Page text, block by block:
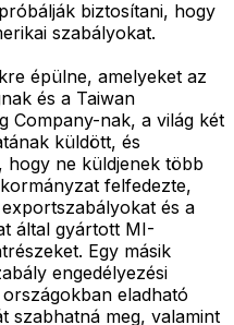
biztosítani, hogy
szabályokat.
épülne, amelyeket az
és a Taiwan
Company-nak, a világ két
küldött, és
hogy ne küldjenek több
felfedezte,
és a
által gyártott MI-
Egy másik
engedélyezési
eladható
szabhatná meg, valamint